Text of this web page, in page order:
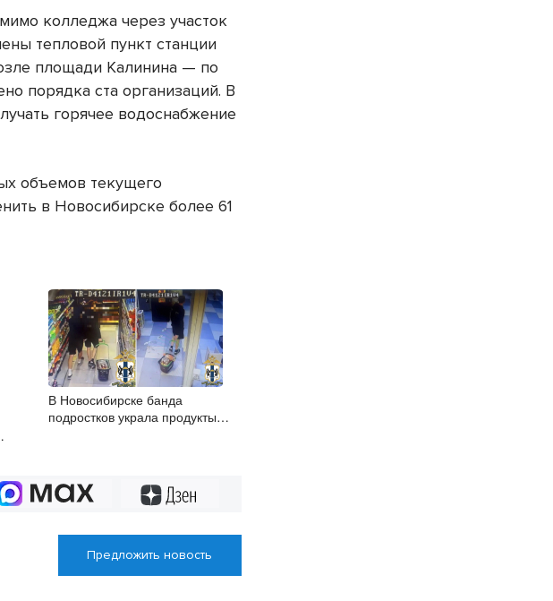
колледжа через участок
тепловой пункт станции
площади Калинина — по
порядка ста организаций. В
горячее водоснабжение
объемов текущего
в Новосибирске более 61
В Новосибирске банда
подростков украла продукты
Предложить новость